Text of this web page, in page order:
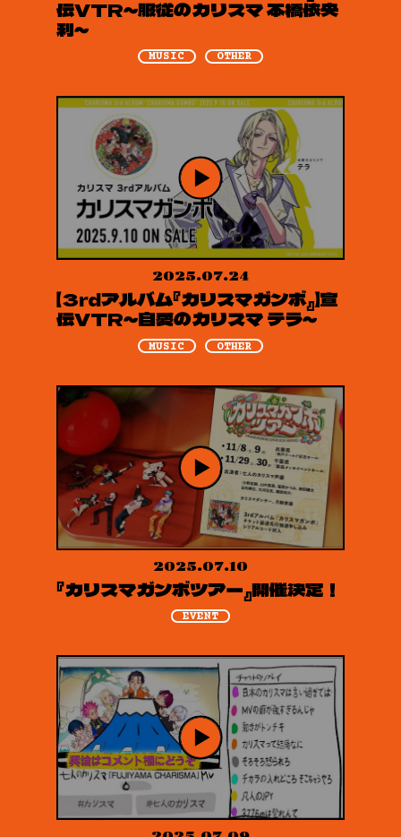
伝VTR～服従のカリスマ 本橋依央
利～
MUSIC OTHER
2025.07.24
【3rdアルバム『カリスマガンボ』】宣
伝VTR～自愛のカリスマ テラ～
MUSIC OTHER
2025.07.10
『カリスマガンボツアー』開催決定！
EVENT